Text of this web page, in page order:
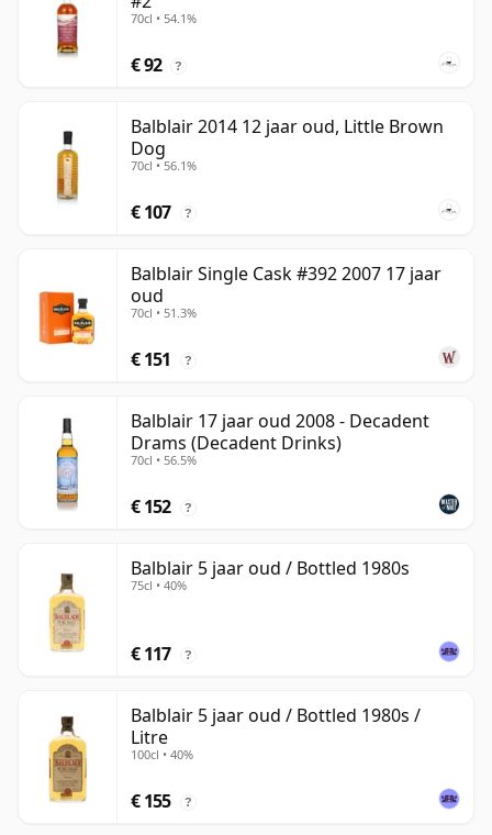
70cl • 54.1%
€ 92 ?
Balblair 2014 12 jaar oud, Little Brown
Dog
70cl • 56.1%
€ 107 ?
Balblair Single Cask #392 2007 17 jaar
oud
70cl • 51.3%
€ 151 ?
Balblair 17 jaar oud 2008 - Decadent
Drams (Decadent Drinks)
70cl • 56.5%
€ 152 ?
Balblair 5 jaar oud / Bottled 1980s
75cl • 40%
€ 117 ?
Balblair 5 jaar oud / Bottled 1980s /
Litre
100cl • 40%
€ 155 ?